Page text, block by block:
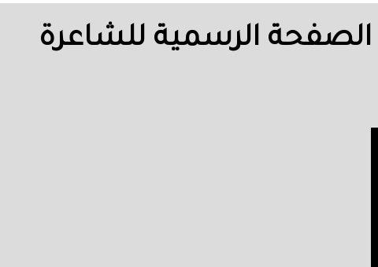
الشاعرة نجاح المساعيد-Najah Masa3eed Only Page الصفحة الرسمية للشاعرة